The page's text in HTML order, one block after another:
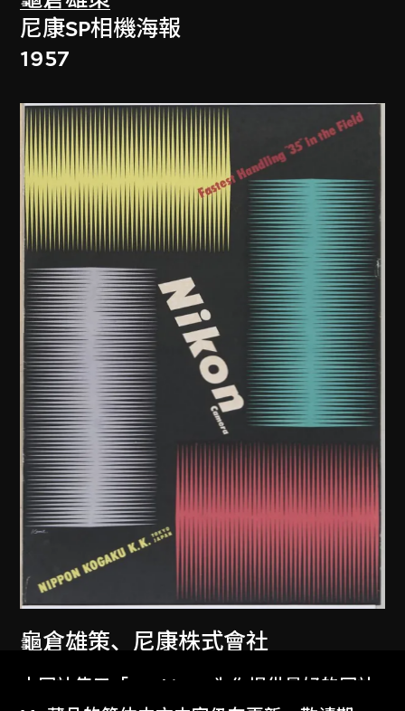
尼康SP相機海報
1957
龜倉雄策、 尼康株式會社
尼康相機海報
1957
本网站使用「Cookies」为你提供最好的网站